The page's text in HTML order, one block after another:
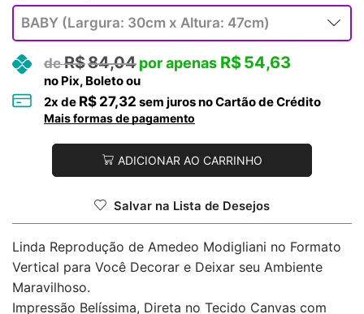
R$84,04 R$54,63
no Pix, Boleto ou
2x de R$ 27,32 sem juros no Cartão de Crédito
Mais formas de pagamento
ADICIONAR AO CARRINHO
Salvar na Lista de Desejos
Linda Reprodução de Amedeo Modigliani no Formato
Vertical para Você Decorar e Deixar seu Ambiente
Maravilhoso.
Impressão Belíssima, Direta no Tecido Canvas com